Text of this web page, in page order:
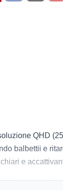
QHD
balbettii e
e
anche nei